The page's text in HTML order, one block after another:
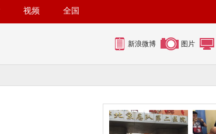
视频 全国
新浪微博 图片